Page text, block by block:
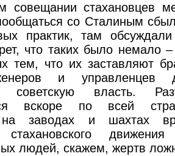
совещании стахановцев
со Сталиным
практик, там
что таких было немало
тем, что их заставляют
и управленцев
советскую власть.
вскоре по всей
на заводах и шахтах
стахановского движения
людей, скажем, жертв